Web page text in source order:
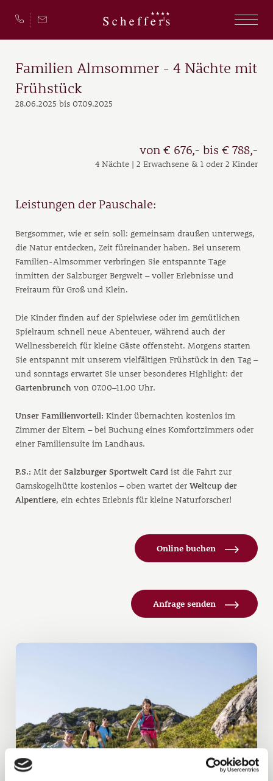
Familien Almsommer - 4 Nächte mit
Frühstück
28.06.2025 bis 07.09.2025
von € 676,- bis € 788,-
4 Nächte | 2 Erwachsene & 1 oder 2 Kinder
Leistungen der Pauschale:
Bergsommer, wie er sein soll: gemeinsam draußen unterwegs,
die Natur entdecken, Zeit füreinander haben. Bei unserem
Familien-Almsommer verbringen Sie entspannte Tage
inmitten der Salzburger Bergwelt – voller Erlebnisse und
Freiraum für Groß und Klein.
Die Kinder finden auf der Spielwiese oder im gemütlichen
Spielraum schnell neue Abenteuer, während auch der
Wellnessbereich für kleine Gäste offensteht. Morgens starten
Sie entspannt mit unserem vielfältigen Frühstück in den Tag –
und sonntags erwartet Sie unser besonderes Highlight: der
Gartenbrunch von 07.00–11.00 Uhr.
Unser Familienvorteil: Kinder übernachten kostenlos im
Zimmer der Eltern – bei Buchung eines Komfortzimmers oder
einer Familiensuite im Landhaus.
P.S.: Mit der Salzburger Sportwelt Card ist die Fahrt zur
Gamskogelhütte kostenlos – oben wartet der Weltcup der
Alpentiere, ein echtes Erlebnis für kleine Naturforscher!
Online buchen
Anfrage senden